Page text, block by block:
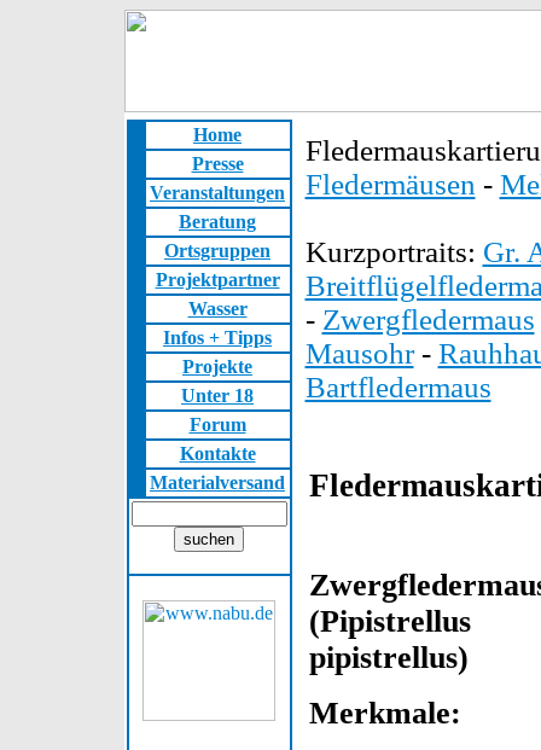
Home
Presse
Veranstaltungen
Beratung
Ortsgruppen
Projektpartner
Wasser
Infos + Tipps
Projekte
Unter 18
Forum
Kontakte
Materialversand
Fledermäusen -
Kurzportraits: Gr.
- Zwergfledermaus
Mausohr-
Bartfledermaus
(Pipistrellus
pipistrellus)
Merkmale: